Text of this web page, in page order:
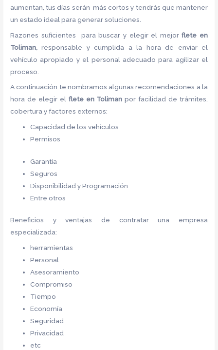
aumentan, tus días serán más cortos y tendrás que mantener
un estado ideal para generar soluciones.
Razones suficientes para buscar y elegir el mejorflete en
Toliman,responsable y cumplida a la hora de enviar el
vehículo apropiado y el personal adecuado para agilizar el
proceso.
A continuación te nombramos algunas recomendaciones a la
hora de elegir el flete en Toliman por facilidad de trámites,
cobertura y factores externos:
Capacidad de los vehículos
Permisos
Garantía
Seguros
Disponibilidad y Programación
Entre otros
Beneficios y ventajas de contratar una empresa
especializada:
herramientas
Personal
Asesoramiento
Compromiso
Tiempo
Economía
Seguridad
Privacidad
etc